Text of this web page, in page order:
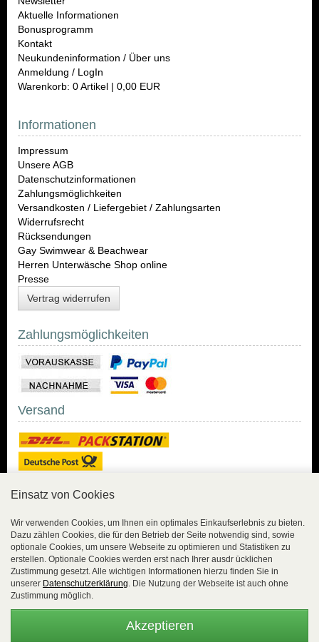
Aktuelle Informationen
Bonusprogramm
Kontakt
Neukundeninformation / Über uns
Anmeldung / LogIn
Warenkorb: 0 Artikel | 0,00 EUR
Informationen
Impressum
Unsere AGB
Datenschutzinformationen
Zahlungsmöglichkeiten
Versandkosten / Liefergebiet / Zahlungsarten
Widerrufsrecht
Rücksendungen
Gay Swimwear & Beachwear
Herren Unterwäsche Shop online
Presse
Vertrag widerrufen
Zahlungsmöglichkeiten
Versand
Sicher Einkaufen mit
Trusted Shops und
Geld-zurück-Garantie.
lückenlos verschlüsselt
übertragen.
Einsatz von Cookies
Wir verwenden Cookies, um Ihnen ein optimales Einkaufserlebnis zu bieten.
Dazu zählen Cookies, die für den Betrieb der Seite notwendig sind, sowie
optionale Cookies, um unsere Webseite zu optimieren und Statistiken zu
erstellen. Optionale Cookies werden erst nach Ihrer ausdr ücklichen
Zustimmung gesetzt. Alle wichtigen Informationen hierzu finden Sie in
unserer Datenschutzerklärung. Die Nutzung der Webseite ist auch ohne
Zustimmung möglich.
Akzeptieren